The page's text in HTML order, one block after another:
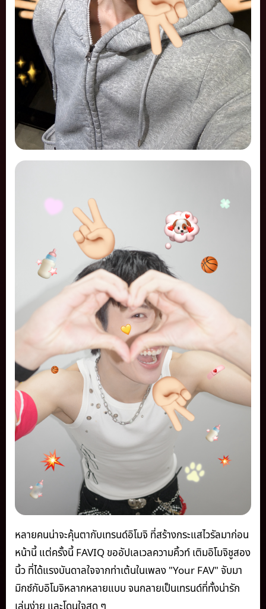
หลายคนน่าจะคุ้นตากับเทรนด์อิโมจิ ที่สร้างกระแสไวรัลมาก่อน
หน้านี้ แต่ครั้งนี้ FAVIQ ขออัปเลเวลความคิ้วท์ เติมอิโมจิชูสอง
นิ้ว ที่ได้แรงบันดาลใจจากท่าเต้นในเพลง "Your FAV" จับมา
มิกซ์กับอิโมจิหลากหลายแบบ จนกลายเป็นเทรนด์ที่ทั้งน่ารัก
เล่นง่าย และโดนใจสุด ๆ